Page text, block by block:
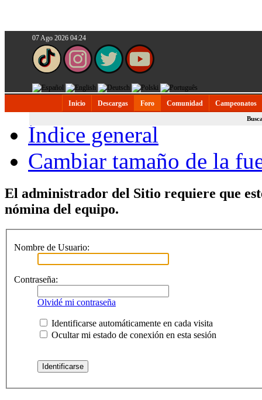
07 Ago 2026 04:24
Inicio Descargas Foro Comunidad Campeonatos
Índice general
Cambiar tamaño de la
El administrador del Sitio requiere que
nómina del equipo.
Nombre de Usuario:
Contraseña:
Olvidé mi contraseña
Identificarse automáticamente en cada visita
Ocultar mi estado de conexión en esta sesión